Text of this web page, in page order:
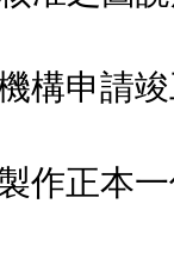
構申請
作正本